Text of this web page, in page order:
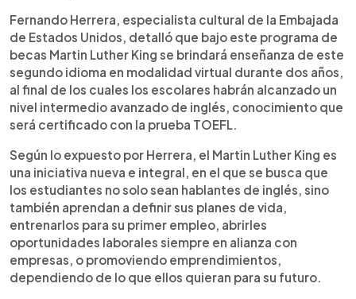
Fernando Herrera, especialista cultural de la Embajada
de Estados Unidos, detalló que bajo este programa de
becas Martin Luther King se brindará enseñanza de este
segundo idioma en modalidad virtual durante dos años,
al final de los cuales los escolares habrán alcanzado un
nivel intermedio avanzado de inglés, conocimiento que
será certificado con la prueba TOEFL.
Según lo expuesto por Herrera, el Martin Luther King es
una iniciativa nueva e integral, en el que se busca que
los estudiantes no solo sean hablantes de inglés, sino
también aprendan a definir sus planes de vida,
entrenarlos para su primer empleo, abrirles
oportunidades laborales siempre en alianza con
empresas, o promoviendo emprendimientos,
dependiendo de lo que ellos quieran para su futuro.